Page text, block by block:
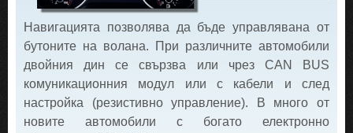
Навигацията позволява да бъде управлявана от
бутоните на волана. При различните автомобили
двойния дин се свързва или чрез CAN BUS
комуникационния модул или с кабели и след
настройка (резистивно управление). В много от
новите автомобили с богато електронно